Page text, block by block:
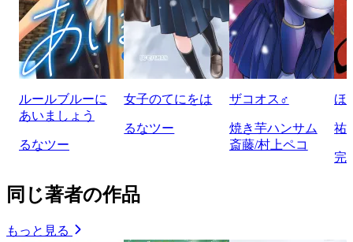
ルールブルーに
あいましょう
るなツー
女子のてにをは
るなツー
ザコオス♂
焼き芋ハンサム
斎藤/村上ペコ
ほ
祐
完
同じ著者の作品
もっと見る